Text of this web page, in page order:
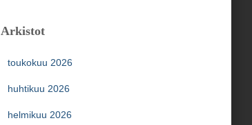
Arkistot
toukokuu 2026
huhtikuu 2026
helmikuu 2026